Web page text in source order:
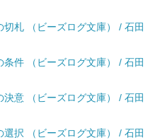
札 （ビーズログ文庫） / 石田
件 （ビーズログ文庫） / 石田
意 （ビーズログ文庫） / 石田
択 （ビーズログ文庫） / 石田